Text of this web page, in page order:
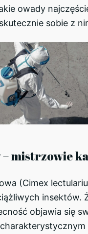
owady
sobie z
– mistrzowie
(Cimex
insektów.
objawia się